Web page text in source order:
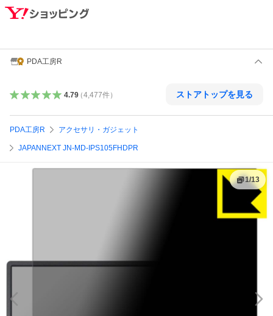
PDA工房R
4.79（4,477件） ストアトップを見る
PDA工房R アクセサリ・ガジェット
JAPANNEXT JN-MD-IPS105FHDPR
1/13